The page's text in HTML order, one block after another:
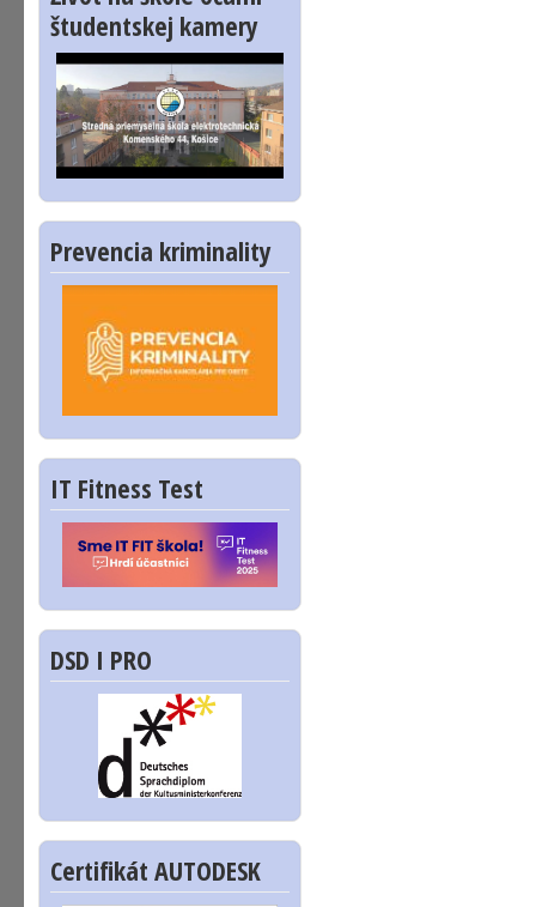
študentskej kamery
Prevencia kriminality
IT Fitness Test
DSD I PRO
Certifikát AUTODESK